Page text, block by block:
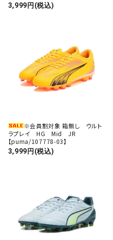
3,999円(税込)
※会員割対象 箱無し ウルト
ラプレイ HG Mid JR
【puma/107778-03】
3,999円(税込)